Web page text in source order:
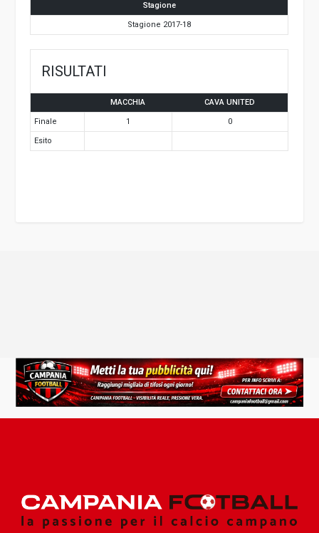
Stagione
Stagione 2017-18
RISULTATI
MACCHIA CAVA UNITED
Finale 1 0
Esito